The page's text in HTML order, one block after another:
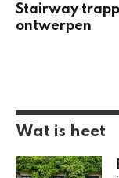
Stairway
ontwerpen
Wat is heet